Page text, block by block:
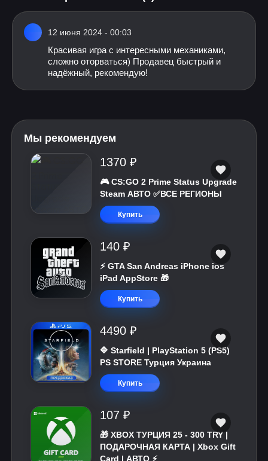
12 июня 2024 - 00:03
Красивая игра с интересными механиками,
сложно оторваться) Продавец быстрый и
надёжный, рекомендую!
Мы рекомендуем
1370 ₽
🎮 CS:GO 2 Prime Status Upgrade
Steam АВТО ✅ВСЕ РЕГИОНЫ
Купить
140 ₽
⚡️ GTA San Andreas iPhone ios
iPad AppStore 🎁
Купить
4490 ₽
🔷 Starfield | PlayStation 5 (PS5)
PS STORE Турция Украина
Купить
107 ₽
🎁 XBOX ТУРЦИЯ 25 - 300 TRY |
ПОДАРОЧНАЯ КАРТА | Xbox Gift
Card | АВТО ⚡